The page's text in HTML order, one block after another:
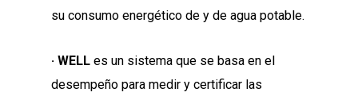
su consumo energético de y de agua potable.
· WELL es un sistema que se basa en el
desempeño para medir y certificar las